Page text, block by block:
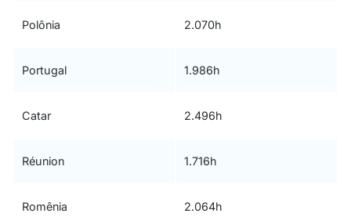
Polônia 2.070h
Portugal 1.986h
Catar 2.496h
Réunion 1.716h
Romênia 2.064h